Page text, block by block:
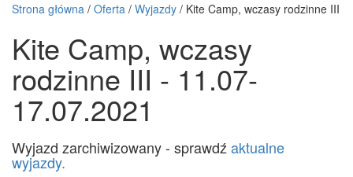
Strona główna / Oferta / Wyjazdy / Kite Camp, wczasy rodzinne III
Kite Camp, wczasy
rodzinne III - 11.07-
17.07.2021
Wyjazd zarchiwizowany - sprawdź aktualne
wyjazdy.